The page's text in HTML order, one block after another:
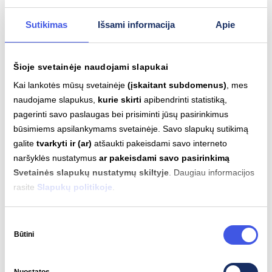
Sutikimas Išsami informacija Apie
Šioje svetainėje naudojami slapukai
Kai lankotės mūsų svetainėje(įskaitant subdomenus) , mes
naudojame slapukus, kurie skirti apibendrinti statistiką,
pagerinti savo paslaugas bei prisiminti jūsų pasirinkimus
būsimiems apsilankymams svetainėje. Savo slapukų sutikimą
galitetvarkyti ir (ar) atšaukti pakeisdami savo interneto
naršyklės nustatymusar pakeisdami savo pasirinkimą
Svetainės slapukų nustatymų skiltyje . Daugiau informacijos
rasite Slapukų politikoje
pasirinkimas
Būtini
Susiję įrašai